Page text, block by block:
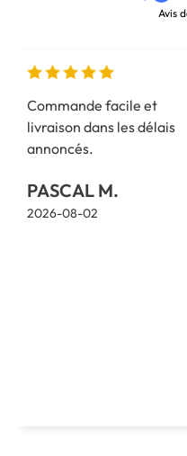
Avis
Commande facile et
livraison dans les délais
annoncés.
PASCAL M.
2026-08-02